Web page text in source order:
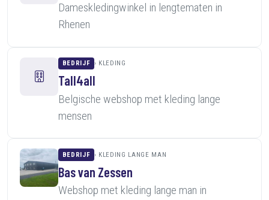
Dameskledingwinkel in lengtematen in
Rhenen
BEDRIJF KLEDING
Tall4all
Belgische webshop met kleding lange
mensen
BEDRIJF KLEDING LANGE MAN
Bas van Zessen
Webshop met kleding lange man in